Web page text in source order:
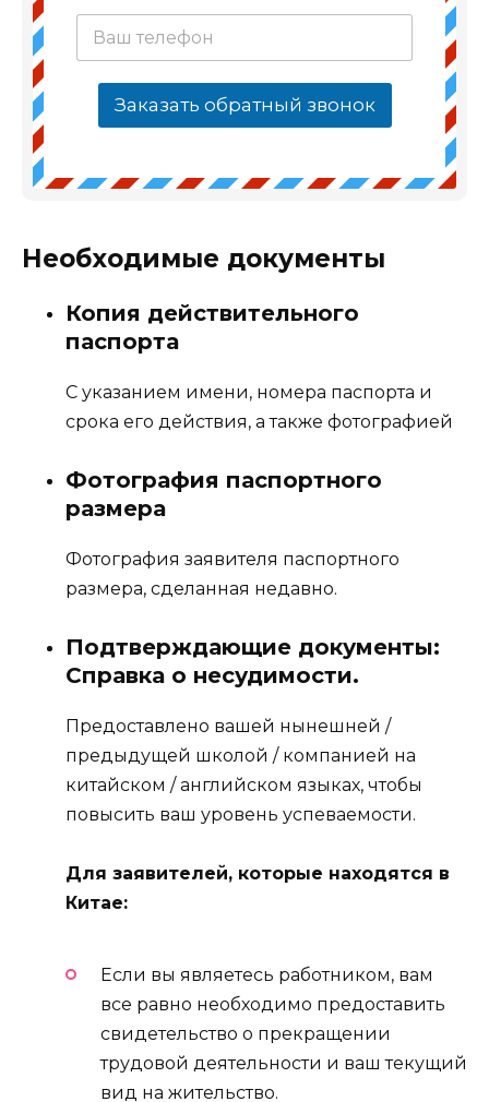
Заказать обратный звонок
Необходимые документы
Копия действительного
паспорта
С указанием имени, номера паспорта и
срока его действия, а также фотографией
Фотография паспортного
размера
Фотография заявителя паспортного
размера, сделанная недавно.
Подтверждающие документы:
Справка о несудимости.
Предоставлено вашей нынешней /
предыдущей школой / компанией на
китайском / английском языках, чтобы
повысить ваш уровень успеваемости.
Для заявителей, которые находятся в
Китае:
Если вы являетесь работником, вам
все равно необходимо предоставить
свидетельство о прекращении
трудовой деятельности и ваш текущий
вид на жительство.